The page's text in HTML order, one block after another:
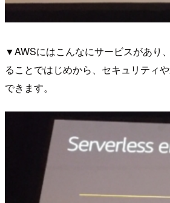
▼AWSにはこんなにサービスがあり
ることではじめから、セキュリティ
できます。